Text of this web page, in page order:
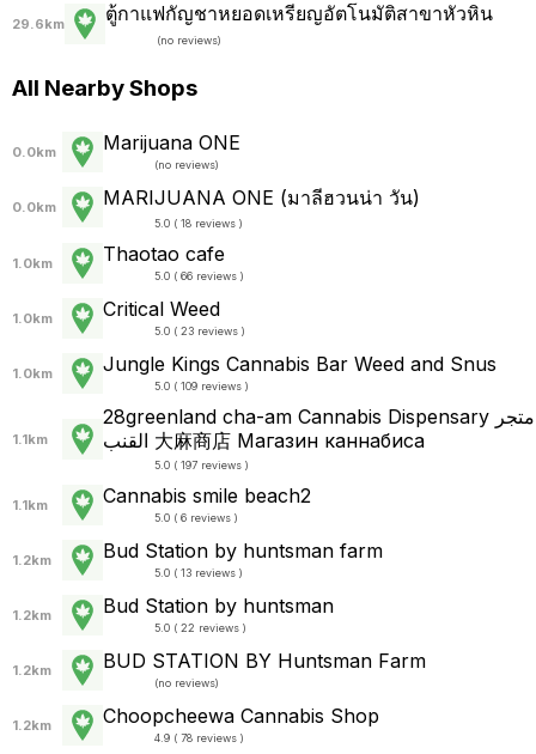
29.6km ตู้กาแฟกัญชาหยอดเหรียญอัตโนมัติสาขาหัวหิน
(no reviews)
All Nearby Shops
0.0km Marijuana ONE
(no reviews)
0.0km MARIJUANA ONE (มาลีฮวนน่า วัน)
5.0 ( 18 reviews )
1.0km Thaotao cafe
5.0 ( 66 reviews )
1.0km Critical Weed
5.0 ( 23 reviews )
1.0km Jungle Kings Cannabis Bar Weed and Snus
5.0 ( 109 reviews )
1.1km
28greenland cha-am Cannabis Dispensary متجر
القنب 大麻商店 Магазин каннабиса
5.0 ( 197 reviews )
1.1km Cannabis smile beach2
5.0 ( 6 reviews )
1.2km Bud Station by huntsman farm
5.0 ( 13 reviews )
1.2km Bud Station by huntsman
5.0 ( 22 reviews )
1.2km BUD STATION BY Huntsman Farm
(no reviews)
1.2km Choopcheewa Cannabis Shop
4.9 ( 78 reviews )